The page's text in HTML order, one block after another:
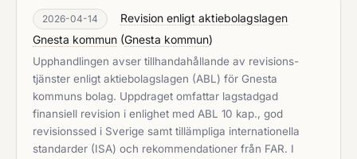
2026-04-14
Revision enligt aktiebolagslagen
Gnesta kommun (Gnesta kommun)
Upphandlingen avser tillhandahållande av revisions­
tjänster enligt aktiebolagslagen (ABL) för Gnesta
kommuns bolag. Uppdraget omfattar lagstadgad
finansiell revision i enlighet med ABL 10 kap., god
revisionssed i Sverige samt tillämpliga internationella
standarder (ISA) och rekommendationer från FAR. I